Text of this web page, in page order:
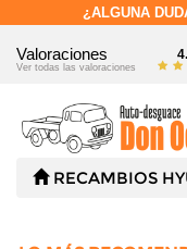
¿ALGUNA
Valoraciones
Ver todas las valoraciones
RECAMBIOS